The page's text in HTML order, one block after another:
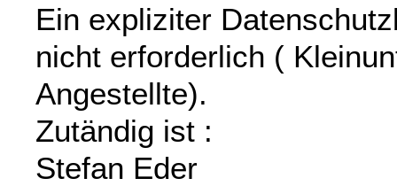
Ein expliziter
nicht erforderlich (
Angestellte).
Zutändig ist :
Stefan Eder